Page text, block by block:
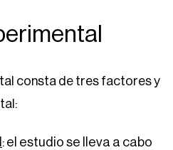
consta de tres factores y
: el estudio se lleva a cabo